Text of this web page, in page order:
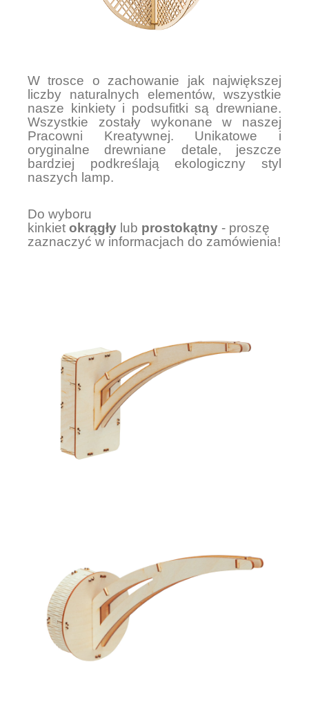
W trosce o zachowanie jak największej
liczby naturalnych elementów, wszystkie
nasze kinkiety i podsufitki są drewniane.
Wszystkie zostały wykonane w naszej
Pracowni Kreatywnej. Unikatowe i
oryginalne drewniane detale, jeszcze
bardziej podkreślają ekologiczny styl
naszych lamp.
Do wyboru
kinkiet okrągły lub prostokątny - proszę
zaznaczyć w informacjach do zamówienia!